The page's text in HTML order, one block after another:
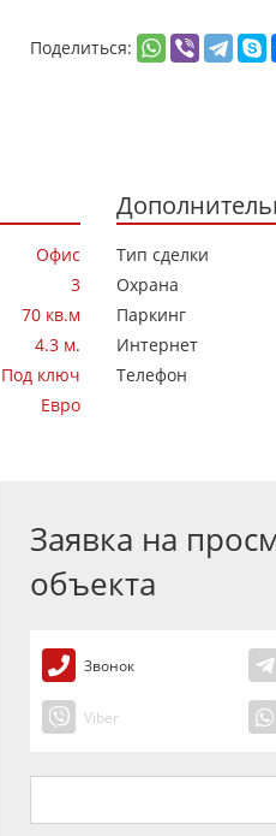
Поделиться:
Офис
3
70 кв.м
4.3 м.
Под ключ
Евро
Тип сделки
Охрана
Паркинг
Интернет
Телефон
Заявка на
объекта
Звонок
Viber